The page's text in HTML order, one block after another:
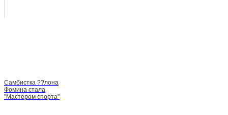
Самбистка ??лона
Фомина стала
"Мастером спорта"